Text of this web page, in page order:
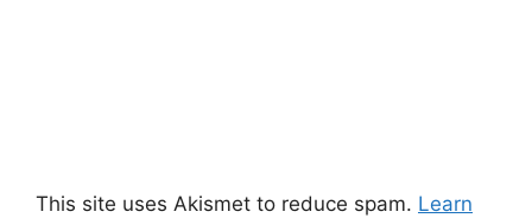
This site uses Akismet to reduce spam. Learn